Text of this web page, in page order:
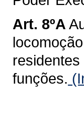
Art. 8ºA
funções.